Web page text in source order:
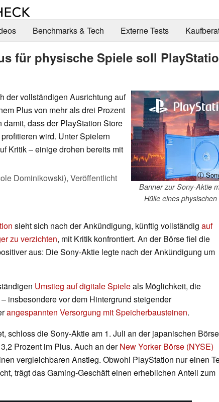
Benchmarks & Tech Externe Tests
für physische Spiele soll
ⓘ
Banner zur Sony-Aktie
Hülle eines
der vollständigen Ausrichtung auf
Plus von mehr als drei Prozent
dass der PlayStation Store
wird. Unter Spielern
Kritik – einige drohen bereits mit
Dominikowski), Veröffentlicht
sieht sich nach der Ankündigung, künftig vollständig auf
zu verzichten, mit Kritik konfrontiert. An der Börse fiel die
aus: Die Sony-Aktie legte nach der Ankündigung um
Umstieg auf digitale Spieleals Möglichkeit, die
insbesondere vor dem Hintergrund steigender
angespannten Versorgung mit Speicherbausteinen.
schloss die Sony-Aktie am 1. Juli an der japanischen Börse
Prozent im Plus. Auch an derNew Yorker Börse (NYSE)
vergleichbaren Anstieg. Obwohl PlayStation nur einen
trägt das Gaming-Geschäft einen erheblichen Anteil zum